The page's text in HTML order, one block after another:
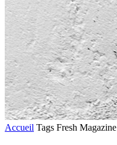
Accueil Tags Fresh Magazine